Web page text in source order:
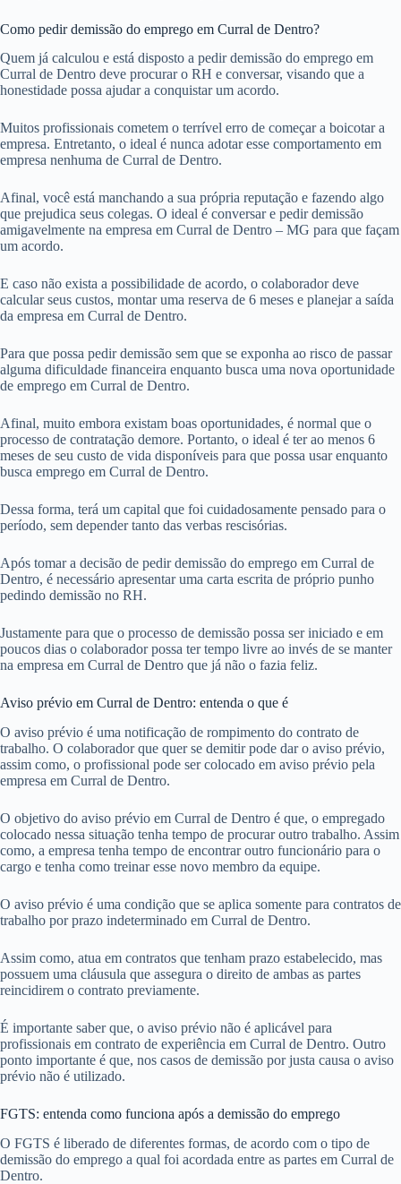
Como pedir demissão do emprego em Curral de Dentro?
Quem já calculou e está disposto a pedir demissão do emprego em
Curral de Dentro deve procurar o RH e conversar, visando que a
honestidade possa ajudar a conquistar um acordo.
Muitos profissionais cometem o terrível erro de começar a boicotar a
empresa. Entretanto, o ideal é nunca adotar esse comportamento em
empresa nenhuma de Curral de Dentro.
Afinal, você está manchando a sua própria reputação e fazendo algo
que prejudica seus colegas. O ideal é conversar e pedir demissão
amigavelmente na empresa em Curral de Dentro – MG para que façam
um acordo.
E caso não exista a possibilidade de acordo, o colaborador deve
calcular seus custos, montar uma reserva de 6 meses e planejar a saída
da empresa em Curral de Dentro.
Para que possa pedir demissão sem que se exponha ao risco de passar
alguma dificuldade financeira enquanto busca uma nova oportunidade
de emprego em Curral de Dentro.
Afinal, muito embora existam boas oportunidades, é normal que o
processo de contratação demore. Portanto, o ideal é ter ao menos 6
meses de seu custo de vida disponíveis para que possa usar enquanto
busca emprego em Curral de Dentro.
Dessa forma, terá um capital que foi cuidadosamente pensado para o
período, sem depender tanto das verbas rescisórias.
Após tomar a decisão de pedir demissão do emprego em Curral de
Dentro, é necessário apresentar uma carta escrita de próprio punho
pedindo demissão no RH.
Justamente para que o processo de demissão possa ser iniciado e em
poucos dias o colaborador possa ter tempo livre ao invés de se manter
na empresa em Curral de Dentro que já não o fazia feliz.
Aviso prévio em Curral de Dentro: entenda o que é
O aviso prévio é uma notificação de rompimento do contrato de
trabalho. O colaborador que quer se demitir pode dar o aviso prévio,
assim como, o profissional pode ser colocado em aviso prévio pela
empresa em Curral de Dentro.
O objetivo do aviso prévio em Curral de Dentro é que, o empregado
colocado nessa situação tenha tempo de procurar outro trabalho. Assim
como, a empresa tenha tempo de encontrar outro funcionário para o
cargo e tenha como treinar esse novo membro da equipe.
O aviso prévio é uma condição que se aplica somente para contratos de
trabalho por prazo indeterminado em Curral de Dentro.
Assim como, atua em contratos que tenham prazo estabelecido, mas
possuem uma cláusula que assegura o direito de ambas as partes
reincidirem o contrato previamente.
É importante saber que, o aviso prévio não é aplicável para
profissionais em contrato de experiência em Curral de Dentro. Outro
ponto importante é que, nos casos de demissão por justa causa o aviso
prévio não é utilizado.
FGTS: entenda como funciona após a demissão do emprego
O FGTS é liberado de diferentes formas, de acordo com o tipo de
demissão do emprego a qual foi acordada entre as partes em Curral de
Dentro.